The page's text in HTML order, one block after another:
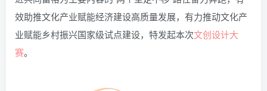
效助推文化产业赋能经济建设高质量发展，有力推动文化产
业赋能乡村振兴国家级试点建设，特发起本次文创设计大
赛。